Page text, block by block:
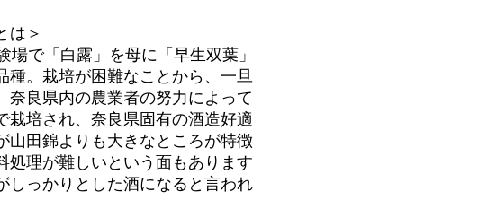
は＞
場で「白露」を母に「早生双葉」
種。栽培が困難なことから、一旦
奈良県内の農業者の努力によって
栽培され、奈良県固有の酒造好適
山田錦よりも大きなところが特徴
処理が難しいという面もあります
しっかりとした酒になると言われ